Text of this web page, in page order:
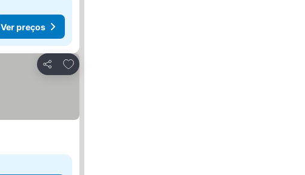
Ver preços
Partilhar
Adicionar aos favoritos